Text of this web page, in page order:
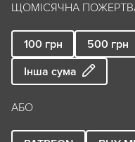
ЩОМІСЯЧНА ПОЖЕРТВА
100 грн 500 грн
Інша сума
АБО